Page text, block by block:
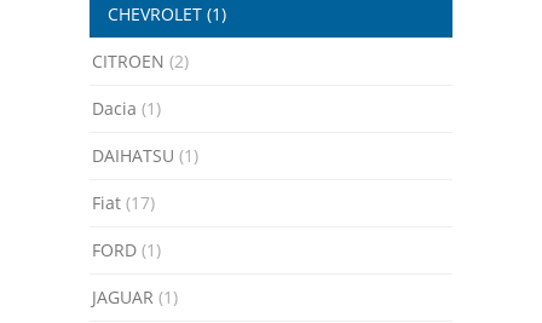
CHEVROLET (1)
CITROEN (2)
Dacia (1)
DAIHATSU (1)
Fiat (17)
FORD (1)
JAGUAR (1)